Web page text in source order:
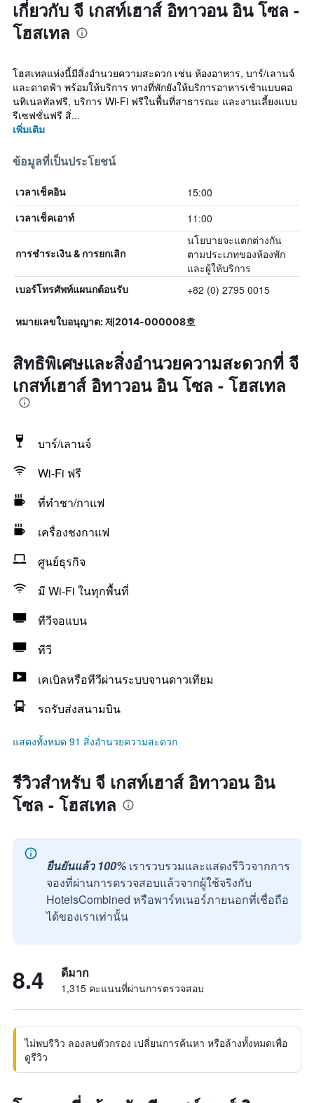
เกี่ยวกับ จี เกสท์เฮาส์ อิทาวอน อิน โซล -
โฮสเทล
โฮสเทลแห่งนี้มีสิ่งอำนวยความสะดวก เช่น ห้องอาหาร, บาร์/เลานจ์
และดาดฟ้า พร้อมให้บริการ ทางที่พักยังให้บริการอาหารเช้าแบบคอ
นทิเนลทัลฟรี, บริการ Wi-Fi ฟรีในพื้นที่สาธารณะ และงานเลี้ยงแบบ
รีเซฟชั่นฟรี สิ่...
เพิ่มเติม
ข้อมูลที่เป็นประโยชน์
เวลาเช็คอิน 15:00
เวลาเช็คเอาท์ 11:00
การชำระเงิน & การยกเลิก
นโยบายจะแตกต่างกัน
ตามประเภทของห้องพัก
และผู้ให้บริการ
เบอร์โทรศัพท์แผนกต้อนรับ +82 (0) 2795 0015
หมายเลขใบอนุญาต: 제2014-000008호
สิทธิพิเศษและสิ่งอำนวยความสะดวกที่ จี
เกสท์เฮาส์ อิทาวอน อิน โซล - โฮสเทล
บาร์/เลานจ์
Wi-Fi ฟรี
ที่ทำชา/กาแฟ
เครื่องชงกาแฟ
ศูนย์ธุรกิจ
มี Wi-Fi ในทุกพื้นที่
ทีวีจอแบน
ทีวี
เคเบิลหรือทีวีผ่านระบบจานดาวเทียม
รถรับส่งสนามบิน
แสดงทั้งหมด 91 สิ่งอำนวยความสะดวก
รีวิวสำหรับ จี เกสท์เฮาส์ อิทาวอน อิน
โซล - โฮสเทล
ยืนยันแล้ว 100% เรารวบรวมและแสดงรีวิวจากการ
จองที่ผ่านการตรวจสอบแล้วจากผู้ใช้จริงกับ
HotelsCombined หรือพาร์ทเนอร์ภายนอกที่เชื่อถือ
ได้ของเราเท่านั้น
8.4 ดีมาก
1,315 คะแนนที่ผ่านการตรวจสอบ
ไม่พบรีวิว ลองลบตัวกรอง เปลี่ยนการค้นหา หรือล้างทั้งหมดเพื่อ
ดูรีวิว